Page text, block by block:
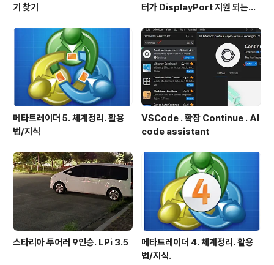
기 찾기
터가 DisplayPort 지원 되는지
메타트레이더 5. 체계정리. 활용
법/지식
VSCode . 확장 Continue . AI
code assistant
스타리아 투어러 9인승. LPi 3.5
메타트레이더 4. 체계정리. 활용
법/지식.